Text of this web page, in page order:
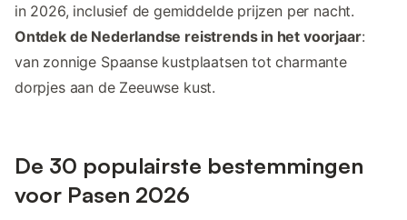
in 2026, inclusief de gemiddelde prijzen per nacht.
Ontdek de Nederlandse reistrends in het voorjaar:
van zonnige Spaanse kustplaatsen tot charmante
dorpjes aan de Zeeuwse kust.
De 30 populairste bestemmingen
voor Pasen 2026